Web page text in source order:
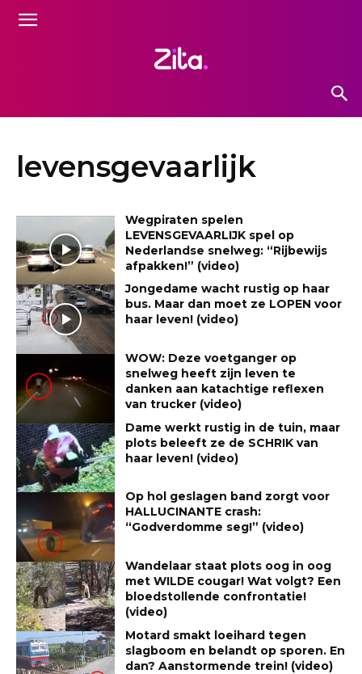
levensgevaarlijk
Wegpiraten spelen
LEVENSGEVAARLIJK spel op
Nederlandse snelweg: “Rijbewijs
afpakken!” (video)
Jongedame wacht rustig op haar
bus. Maar dan moet ze LOPEN voor
haar leven! (video)
WOW: Deze voetganger op
snelweg heeft zijn leven te
danken aan katachtige reflexen
van trucker (video)
Dame werkt rustig in de tuin, maar
plots beleeft ze de SCHRIK van
haar leven! (video)
Op hol geslagen band zorgt voor
HALLUCINANTE crash:
“Godverdomme seg!” (video)
Wandelaar staat plots oog in oog
met WILDE cougar! Wat volgt? Een
bloedstollende confrontatie!
(video)
Motard smakt loeihard tegen
slagboom en belandt op sporen. En
dan? Aanstormende trein! (video)